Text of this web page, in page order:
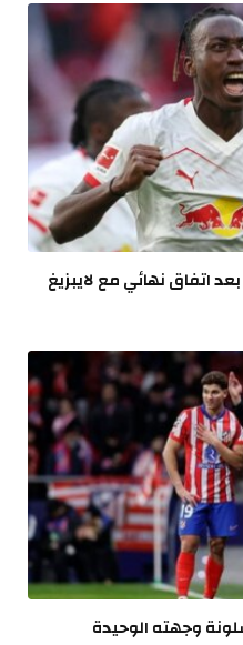
اتفاق نهائي مع لايبزيغ
وجهته الوحيدة